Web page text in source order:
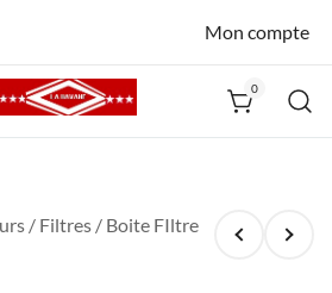
Mon compte
0
/ Filtres / Boite FIltre